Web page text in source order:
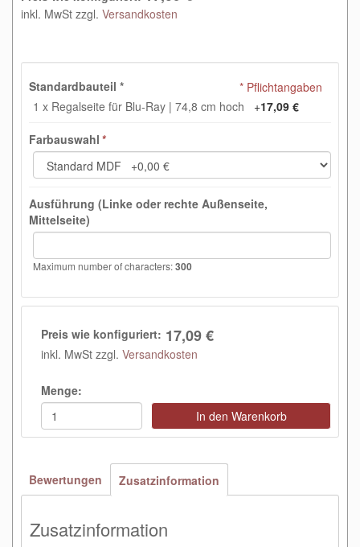
inkl. MwSt zzgl. Versandkosten
Standardbauteil *
1 x Regalseite für Blu-Ray | 74,8 cm hoch +17,09 €
Farbauswahl *
Ausführung (Linke oder rechte Außenseite,
Mittelseite)
Maximum number of characters:300
* Pflichtangaben
Preis wie konfiguriert: 17,09 €
inkl. MwSt zzgl. Versandkosten
Menge:
In den Warenkorb
Bewertungen Zusatzinformation
Zusatzinformation